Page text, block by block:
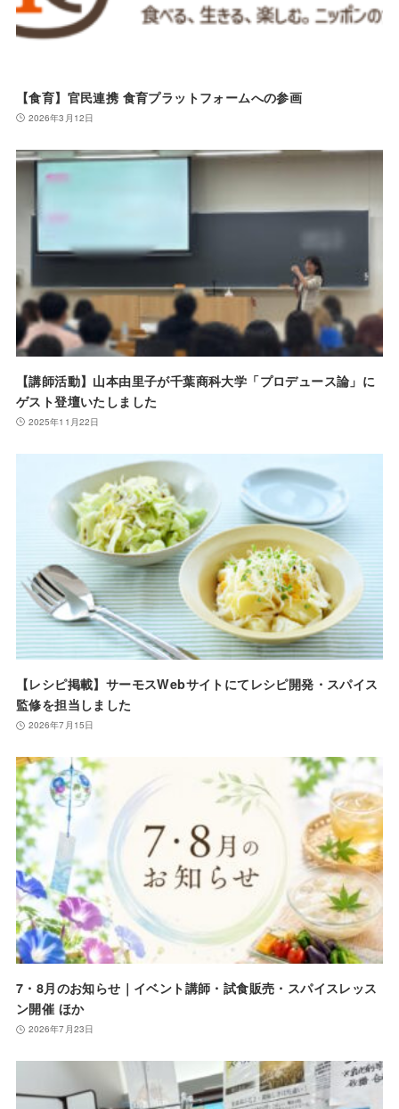
【食育】官民連携 食育プラットフォームへの参画
2026年3月12日
【講師活動】山本由里子が千葉商科大学「プロデュース論」に
ゲスト登壇いたしました
2025年11月22日
【レシピ掲載】サーモスWebサイトにてレシピ開発・スパイス
監修を担当しました
2026年7月15日
7・8月のお知らせ｜イベント講師・試食販売・スパイスレッス
ン開催 ほか
2026年7月23日